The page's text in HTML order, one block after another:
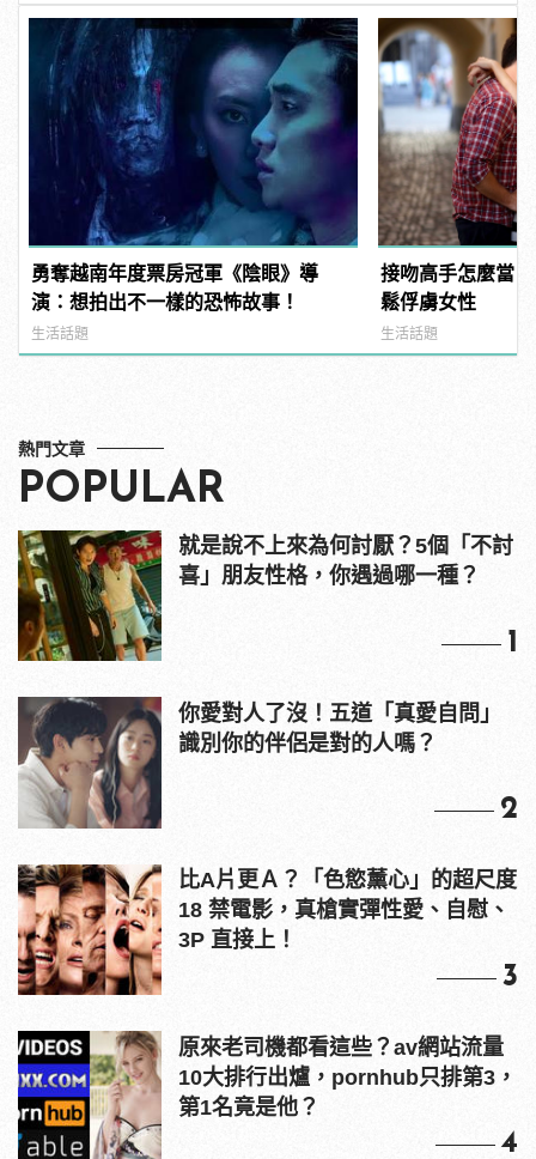
勇奪越南年度票房冠軍《陰眼》導
演：想拍出不一樣的恐怖故事！
生活話題
接吻高手怎麼當
鬆俘虜女性
生活話題
熱門文章
POPULAR
就是說不上來為何討厭？5個「不討
喜」朋友性格，你遇過哪一種？
1
你愛對人了沒！五道「真愛自問」
識別你的伴侶是對的人嗎？
2
比A片更Ａ？「色慾薰心」的超尺度
18 禁電影，真槍實彈性愛、自慰、
3P 直接上！
3
原來老司機都看這些？av網站流量
10大排行出爐，pornhub只排第3，
第1名竟是他？
4